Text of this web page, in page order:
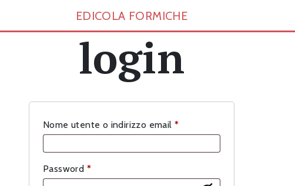
EDICOLA FORMICHE
login
Nome utente o indirizzo email *Richiesto
Password *Richiesto